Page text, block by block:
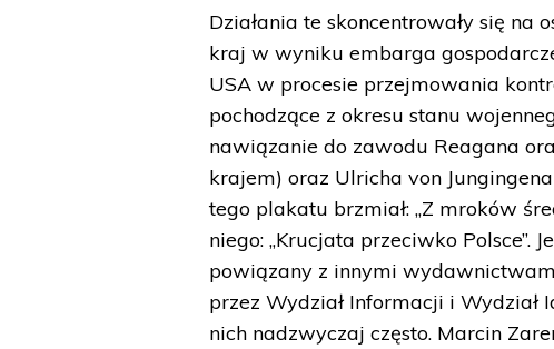
Działania te skoncentrowały się na
kraj w wyniku embarga
USA w procesie przejmowania
pochodzące z okresu stanu
nawiązanie do zawodu Reagana
krajem) oraz Ulricha von
tego plakatu brzmiał: „Z mroków
niego: „Krucjata przeciwko Polsce”.
powiązany z innymi
przez Wydział Informacji i Wydział
nich nadzwyczaj często. Marcin